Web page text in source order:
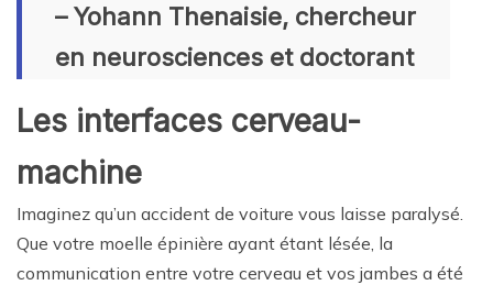
– Yohann Thenaisie, chercheur
en neurosciences et doctorant
Les interfaces cerveau-
machine
Imaginez qu’un accident de voiture vous laisse paralysé.
Que votre moelle épinière ayant étant lésée, la
communication entre votre cerveau et vos jambes a été